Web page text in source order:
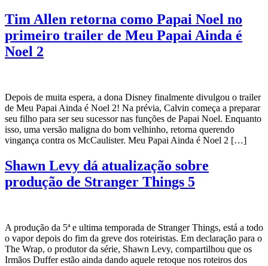
Tim Allen retorna como Papai Noel no
primeiro trailer de Meu Papai Ainda é
Noel 2
Depois de muita espera, a dona Disney finalmente divulgou o trailer
de Meu Papai Ainda é Noel 2! Na prévia, Calvin começa a preparar
seu filho para ser seu sucessor nas funções de Papai Noel. Enquanto
isso, uma versão maligna do bom velhinho, retorna querendo
vingança contra os McCaulister. Meu Papai Ainda é Noel 2 […]
Shawn Levy dá atualização sobre
produção de Stranger Things 5
A produção da 5ª e ultima temporada de Stranger Things, está a todo
o vapor depois do fim da greve dos roteiristas. Em declaração para o
The Wrap, o produtor da série, Shawn Levy, compartilhou que os
Irmãos Duffer estão ainda dando aquele retoque nos roteiros dos